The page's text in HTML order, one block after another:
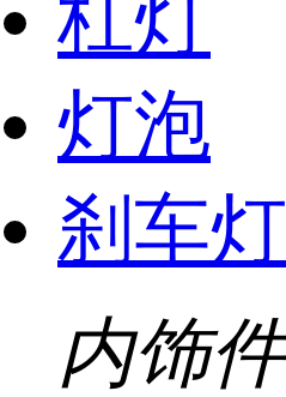
杠灯
灯泡
刹车灯
内饰件